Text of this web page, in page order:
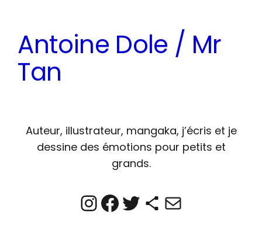
contenu
Antoine Dole / Mr
Tan
Auteur, illustrateur, mangaka, j’écris et je
dessine des émotions pour petits et
grands.
Instagram
Facebook
Twitter
Icône de partage
E-mail